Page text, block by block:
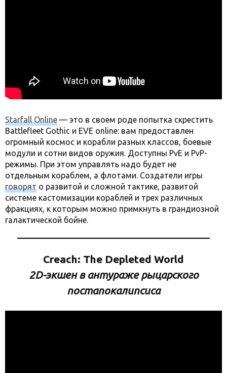
Starfall Online — это в своем роде попытка скрестить
Battlefleet Gothic и EVE online: вам предоставлен
огромный космос и корабли разных классов, боевые
модули и сотни видов оружия. Доступны PvE и PvP-
режимы. При этом управлять надо будет не
отдельным кораблем, а флотами. Создатели игры
говорят о развитой и сложной тактике, развитой
системе кастомизации кораблей и трех различных
фракциях, к которым можно примкнуть в грандиозной
галактической бойне.
Creach: The Depleted World
2D-экшен в антураже рыцарского
постапокалипсиса